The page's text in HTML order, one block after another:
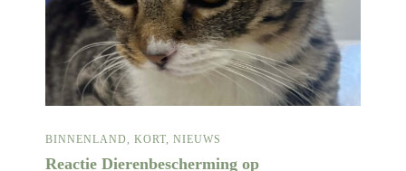
BINNENLAND, KORT, NIEUWS
Reactie Dierenbescherming op